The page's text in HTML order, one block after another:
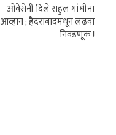
ओवेसेनी दिले राहुल गांधींना
आव्हान ; हैदराबादमधून लढवा
निवडणूक !